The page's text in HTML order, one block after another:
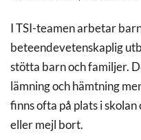
I TSI-teamen arbetar
beteendevetenskaplig
stötta barn och familjer.
lämning och hämtning
finns ofta på plats i
eller mejl bort.